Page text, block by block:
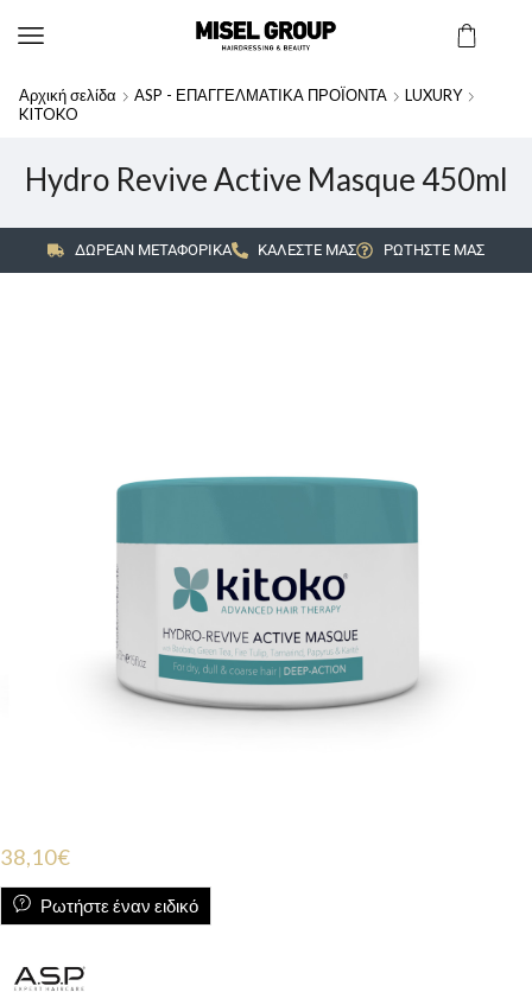
Αρχική σελίδα ASP - ΕΠΑΓΓΕΛΜΑΤΙΚΑ ΠΡΟΪΟΝΤΑ
LUXURY
KITOKO
Hydro Revive Active Masque 450ml
ΔΩΡΕΑΝ ΜΕΤΑΦΟΡΙΚΑ ΚΑΛΕΣΤΕ ΜΑΣ ΡΩΤΗΣΤΕ ΜΑΣ
38,10€
Ρωτήστε έναν ειδικό